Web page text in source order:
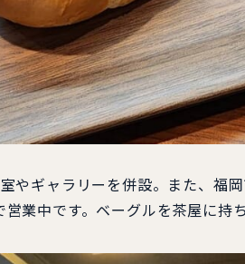
やギャラリーを併設。また、福
営業中です。ベーグルを茶屋に持